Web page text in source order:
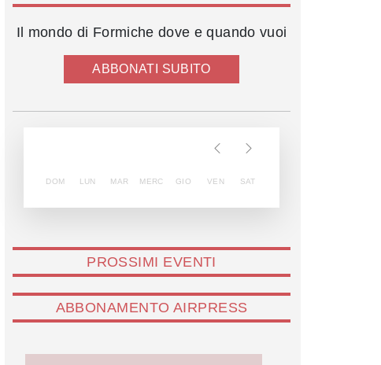
Il mondo di Formiche dove e quando vuoi
ABBONATI SUBITO
DOM LUN MAR MERC GIO VEN SAT
PROSSIMI EVENTI
ABBONAMENTO AIRPRESS